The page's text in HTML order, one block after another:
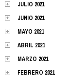
JULIO 2021
JUNIO 2021
MAYO 2021
ABRIL 2021
MARZO 2021
FEBRERO 2021